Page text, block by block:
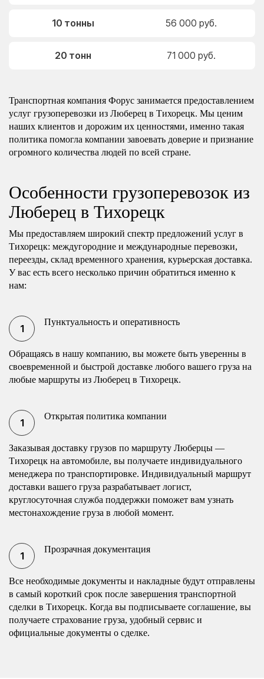
10 тонны 56 000 руб.
20 тонн 71 000 руб.
Транспортная компания Форус занимается предоставлением
услуг грузоперевозки из Люберец в Тихорецк. Мы ценим
наших клиентов и дорожим их ценностями, именно такая
политика помогла компании завоевать доверие и признание
огромного количества людей по всей стране.
Особенности грузоперевозок из
Люберец в Тихорецк
Мы предоставляем широкий спектр предложений услуг в
Тихорецк: междугородние и международные перевозки,
переезды, склад временного хранения, курьерская доставка.
У вас есть всего несколько причин обратиться именно к
нам:
Пунктуальность и оперативность
Обращаясь в нашу компанию, вы можете быть уверенны в
своевременной и быстрой доставке любого вашего груза на
любые маршруты из Люберец в Тихорецк.
Открытая политика компании
Заказывая доставку грузов по маршруту Люберцы —
Тихорецк на автомобиле, вы получаете индивидуального
менеджера по транспортировке. Индивидуальный маршрут
доставки вашего груза разрабатывает логист,
круглосуточная служба поддержки поможет вам узнать
местонахождение груза в любой момент.
Прозрачная документация
Все необходимые документы и накладные будут отправлены
в самый короткий срок после завершения транспортной
сделки в Тихорецк. Когда вы подписываете соглашение, вы
получаете страхование груза, удобный сервис и
официальные документы о сделке.